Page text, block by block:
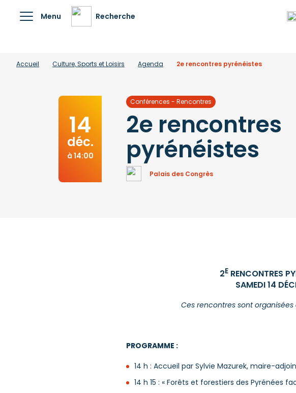
Menu Recherche
Accueil Culture, Sports et Loisirs Agenda 2e rencontres pyrénéistes
14
déc.
à 14:00
Conférences - Rencontres
2e rencontres
pyrénéistes
Palais des Congrès
2ERENCONTRES
SAMEDI 14
Ces rencontres sont
PROGRAMME :
14 h : Accueil par Sylvie Mazurek, maire-
14 h 15 : « Forêts et forestiers des Pyrénées